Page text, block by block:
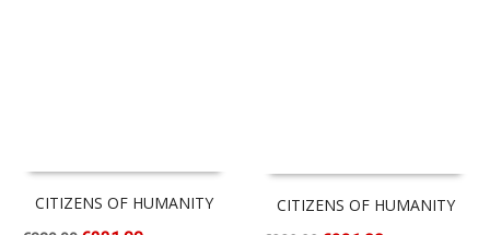
CITIZENS OF HUMANITY CITIZENS OF HUMANITY